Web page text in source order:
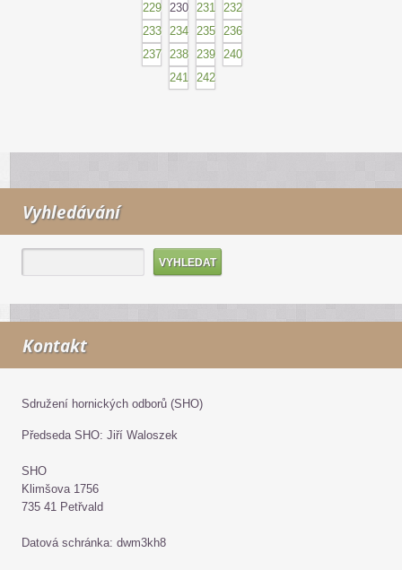
229
230 231
232
233
234 235
236
237
238 239
240
241
242
Vyhledávání
Kontakt
Sdružení hornických odborů (SHO)
Předseda SHO: Jiří Waloszek
SHO
Klimšova 1756
735 41 Petřvald
Datová schránka: dwm3kh8